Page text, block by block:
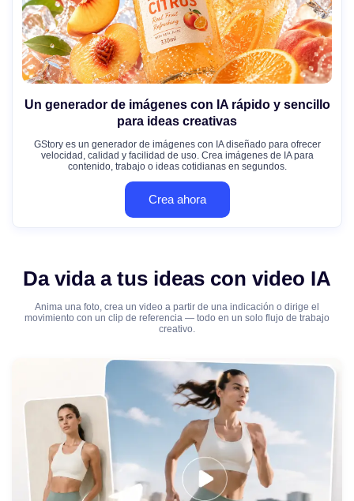
Un generador de imágenes con IA rápido y sencillo
para ideas creativas
GStory es un generador de imágenes con IA diseñado para ofrecer
velocidad, calidad y facilidad de uso. Crea imágenes de IA para
contenido, trabajo o ideas cotidianas en segundos.
Crea ahora
Da vida a tus ideas con video IA
Anima una foto, crea un video a partir de una indicación o dirige el
movimiento con un clip de referencia — todo en un solo flujo de trabajo
creativo.